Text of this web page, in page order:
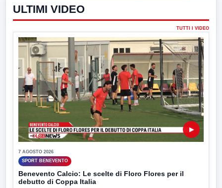
ULTIMI VIDEO
TUTTI I VIDEO
▶
7 AGOSTO 2026
SPORT BENEVENTO
Benevento Calcio: Le scelte di Floro Flores per il
debutto di Coppa Italia